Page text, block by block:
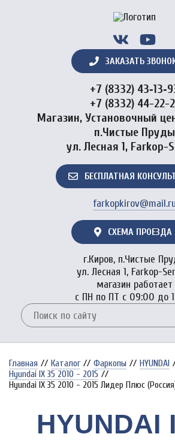
ЗАКАЗАТЬ
+7 (8332)
+7 (8332) 44-22-
Магазин, Установочный
п.Чистые Пруды
ул. Лесная 1, Farkop-
БЕСПЛАТНАЯ
farkopkirov@mail.ru
СХЕМА ПРОЕЗДА
г.Киров, п.Чистые
ул. Лесная 1, Farkop-
магазин работает
с ПН по ПТ с 09:00 до
Главная // Каталог // Фаркопы // HYUNDAI
Hyundai IX 35 2010 - 2015 //
Hyundai IX 35 2010 - 2015 Лидер Плюс
HYUNDAI